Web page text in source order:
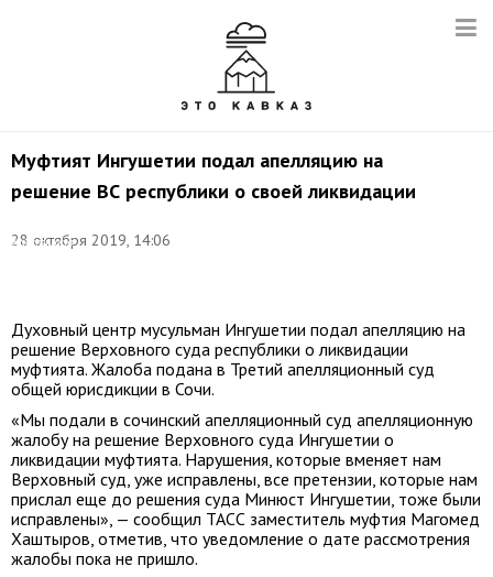
Муфтият Ингушетии подал апелляцию на
решение ВС республики о своей ликвидации
28 октября 2019, 14:06
Хаштыров.
Духовный центр мусульман Ингушетии подал апелляцию на
решение Верховного суда республики о ликвидации
муфтията. Жалоба подана в Третий апелляционный суд
общей юрисдикции в Сочи.
«Мы подали в сочинский апелляционный суд апелляционную
жалобу на решение Верховного суда Ингушетии о
ликвидации муфтията. Нарушения, которые вменяет нам
Верховный суд, уже исправлены, все претензии, которые нам
прислал еще до решения суда Минюст Ингушетии, тоже были
исправлены», — сообщил ТАСС заместитель муфтия Магомед
Хаштыров, отметив, что уведомление о дате рассмотрения
жалобы пока не пришло.